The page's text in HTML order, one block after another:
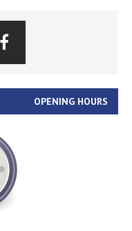
OPENING HOURS